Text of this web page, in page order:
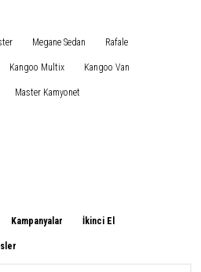
Megane Sedan Rafale
Kangoo Multix Kangoo Van
Master Kamyonet
Kampanyalar İkinci El